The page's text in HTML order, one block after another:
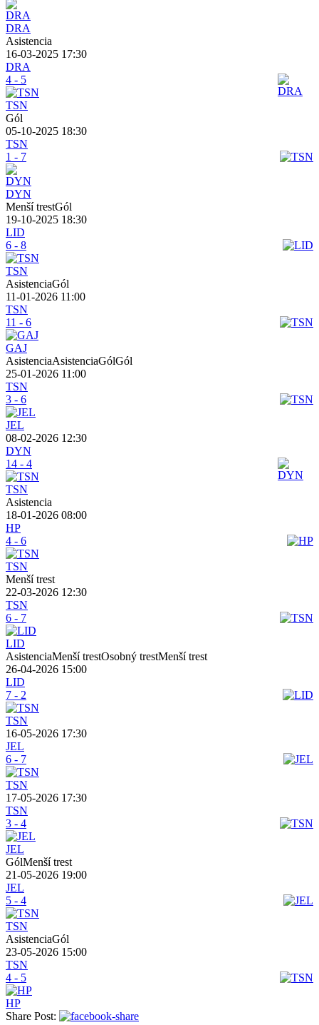
DRA
Asistencia
16-03-2025 17:30
DRA
4 - 5
TSN
Gól
05-10-2025 18:30
TSN
1 - 7
DYN
Menší trestGól
19-10-2025 18:30
LID
6 - 8
TSN
AsistenciaGól
11-01-2026 11:00
TSN
11 - 6
GAJ
AsistenciaAsistenciaGólGól
25-01-2026 11:00
TSN
3 - 6
JEL
08-02-2026 12:30
DYN
14 - 4
TSN
Asistencia
18-01-2026 08:00
HP
4 - 6
TSN
Menší trest
22-03-2026 12:30
TSN
6 - 7
LID
AsistenciaMenší trestOsobný trestMenší trest
26-04-2026 15:00
LID
7 - 2
TSN
16-05-2026 17:30
JEL
6 - 7
TSN
17-05-2026 17:30
TSN
3 - 4
JEL
GólMenší trest
21-05-2026 19:00
JEL
5 - 4
TSN
AsistenciaGól
23-05-2026 15:00
TSN
4 - 5
HP
Share Post: